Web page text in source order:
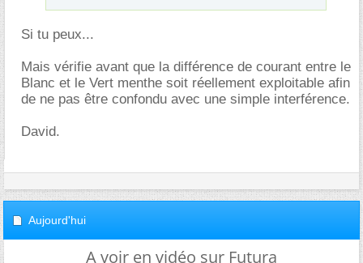
Si tu peux...
Mais vérifie avant que la différence de courant entre le
Blanc et le Vert menthe soit réellement exploitable afin
de ne pas être confondu avec une simple interférence.
David.
Aujourd'hui
A voir en vidéo sur Futura